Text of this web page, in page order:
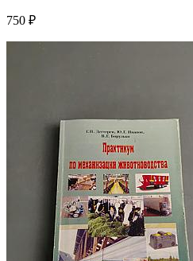
750 ₽